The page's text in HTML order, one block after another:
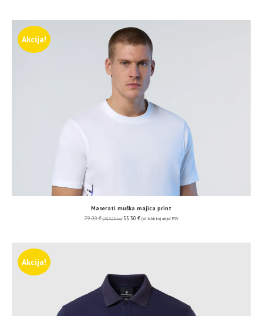
Akcija!
Maserati muška majica print
79.00€ (595.23 kn) 55.30 € (416.66 kn) uključ. PDV
Akcija!